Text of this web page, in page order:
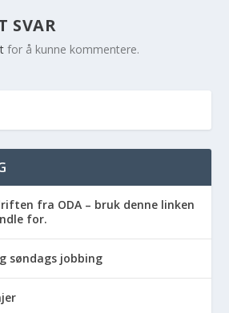
SVAR
for å kunne kommentere.
fra ODA – bruk denne linken
for.
søndags jobbing